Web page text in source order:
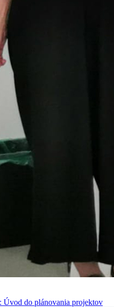
Úvod do plánovania projektov